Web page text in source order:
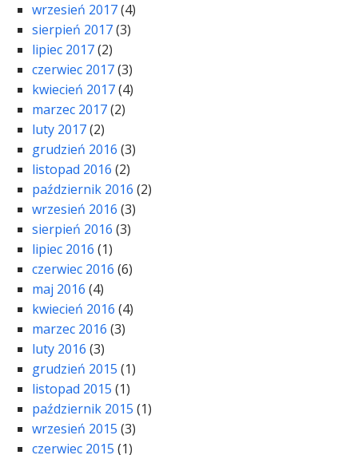
wrzesień 2017(4)
sierpień 2017(3)
lipiec 2017(2)
czerwiec 2017(3)
kwiecień 2017(4)
marzec 2017(2)
luty 2017(2)
grudzień 2016 (3)
listopad 2016 (2)
październik 2016 (2)
wrzesień 2016 (3)
sierpień 2016 (3)
lipiec 2016 (1)
czerwiec 2016 (6)
maj 2016 (4)
kwiecień 2016 (4)
marzec 2016 (3)
luty 2016 (3)
grudzień 2015 (1)
listopad 2015 (1)
październik 2015 (1)
wrzesień 2015 (3)
czerwiec 2015 (1)